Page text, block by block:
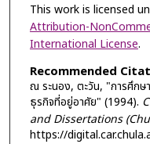
This work is licensed
Attribution-
International License.
Recommended
ณ ระนอง, ตะวัน, "การศึกษ
ธุรกิจที่อยู่อาศัย" (1994).
and Dissertations
https://